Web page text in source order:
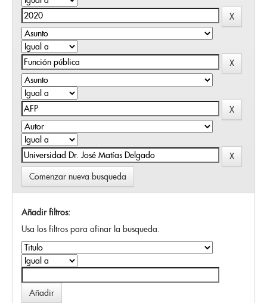
Comenzar nueva busqueda
Añadir filtros:
Usa los filtros para afinar la busqueda.